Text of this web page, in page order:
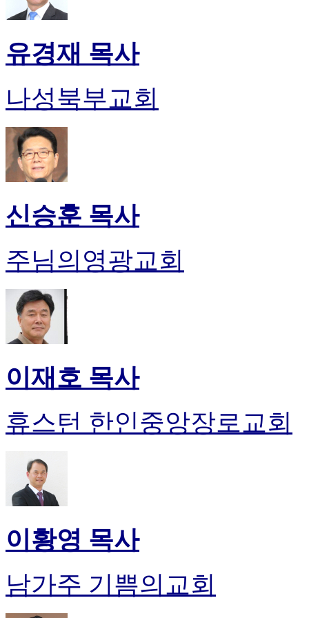
유경재 목사
나성북부교회
신승훈 목사
주님의영광교회
이재호 목사
휴스턴 한인중앙장로교회
이황영 목사
남가주 기쁨의교회